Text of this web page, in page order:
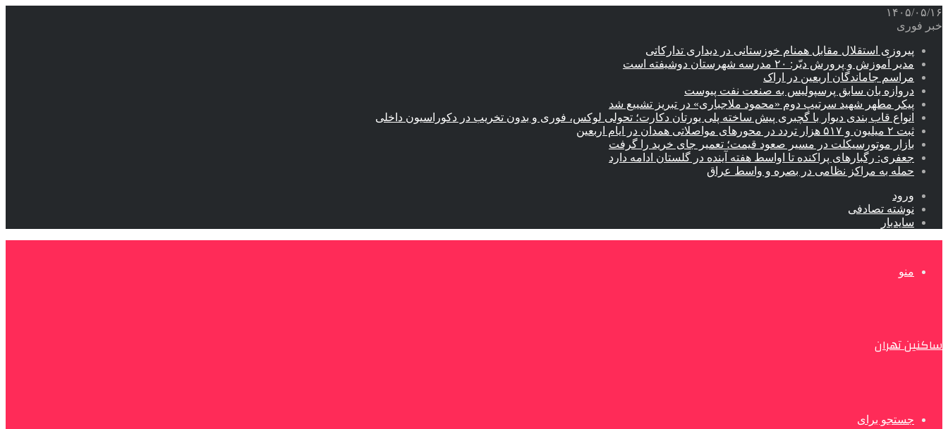
۱۴۰۵/۰۵/۱۶
خبر فوری
پیروزی استقلال مقابل همنام خوزستانی در دیداری تدارکاتی
مدیر آموزش و پرورش دیّر: ۲۰ مدرسه شهرستان دوشیفته است
مراسم جاماندگان اربعین در اراک
دروازه بان سابق پرسپولیس به صنعت نفت پیوست
پیکر مطهر شهید سرتیپ دوم «محمود ملاجباری» در تبریز تشییع شد
انواع قاب بندی دیوار با گچبری پیش ساخته پلی یورتان دکارت؛ تحولی لوکس، فوری و بدون تخریب در دکوراسیون داخلی
ثبت ۲ میلیون و ۵۱۷ هزار تردد در محورهای مواصلاتی همدان در ایام اربعین
بازار موتورسیکلت در مسیر صعود قیمت؛ تعمیر جای خرید را گرفت
جعفری: رگبارهای پراکنده تا اواسط هفته آینده در گلستان ادامه دارد
حمله به مراکز نظامی در بصره و واسط عراق
ورود
نوشته تصادفی
سایدبار
منو
ساکنین تهران
جستجو برای